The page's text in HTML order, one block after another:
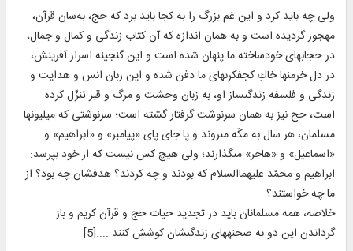
ولى چه بايد كرد و اين غم بزرگ را به كجا بايد برد كه حج، به‌سان قرآن،
مهجور گرديده است و به همان اندازه كه آن كتاب زندگى و كمال و جمال،
در حجاب‏هاى خودساخته ما پنهان شده است و اين گنجينه اسرار آفرينش،
در دل خرمن‏ها خاكِ كج‏فكرى‏هاى ما دفن شده و اين زبان انس و هدايت و
زندگى و فلسفه زندگى‏ساز او، به زبان وحشت و مرگ و قبر تنزّل كرده
است، حج نيز به همان سرنوشت گرفتار گشته است؛ سرنوشتى كه ميليون‏ها
مسلمان، هر سال به مكّه مى‏روند و پا جاى پاى «پيامبر» و «ابراهيم» و
«اسماعيل» و «هاجر» مى‏گذارند؛ ولى هيچ كس نيست كه از خود بپرسد:
ابراهيم و محمّد علیهماالسلام كه بودند و چه كردند؟ هدفشان چه بود؟ از
ما چه خواستند؟
خلاصه، همه مسلمانان بايد در تجديد حيات حج و قرآن كريم و باز
گرداندن اين دو به صحنه‏هاى زندگى‏شان كوشش كنند ....[5]